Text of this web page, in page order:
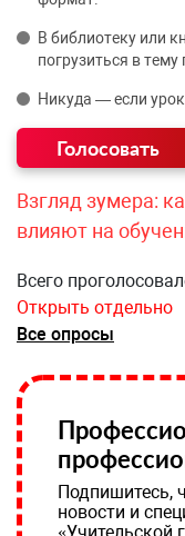
В библиотеку или
погрузиться в тему
Никуда — если
Взгляд зумера:
влияют на
Всего
Открыть отдельно
Все опросы
Подпишитесь,
новости и